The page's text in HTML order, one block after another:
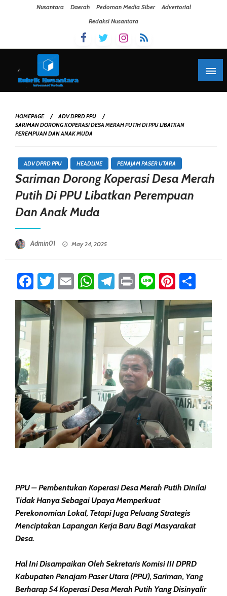
Nusantara Daerah Pedoman Media Siber
Advertorial
Redaksi Nusantara
HOMEPAGE
ADV DPRD PPU
SARIMAN DORONG KOPERASI DESA MERAH PUTIH DI PPU LIBATKAN
PEREMPUAN DAN ANAK MUDA
ADV DPRD PPU HEADLINE PENAJAM PASER UTARA
Sariman Dorong Koperasi Desa Merah
Putih Di PPU Libatkan Perempuan
Dan Anak Muda
Admin01 May 24, 2025
Facebook
Twitter
EmailWhatsApp
Telegram
PrintLine
PPU – Pembentukan Koperasi Desa Merah Putih Dinilai
Tidak Hanya Sebagai Upaya Memperkuat
Perekonomian Lokal, Tetapi Juga Peluang Strategis
Menciptakan Lapangan Kerja Baru Bagi Masyarakat
Desa.
Hal Ini Disampaikan Oleh Sekretaris Komisi III DPRD
Kabupaten Penajam Paser Utara (PPU), Sariman, Yang
Berharap 54 Koperasi Desa Merah Putih Yang Disinyalir